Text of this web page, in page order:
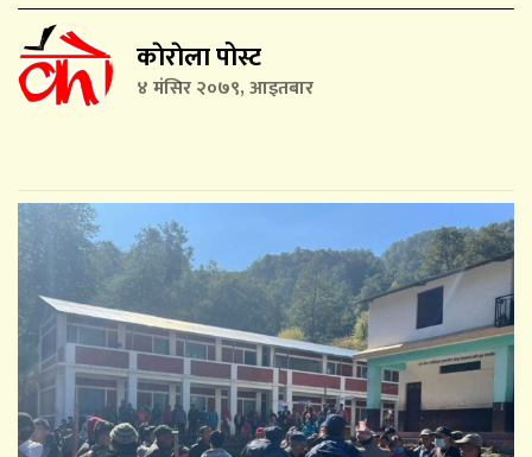
काेराेला पोस्ट
४ मंसिर २०७९, आइतबार